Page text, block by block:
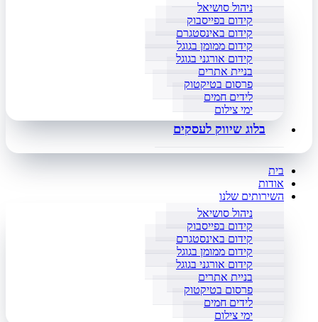
ניהול סושיאל
קידום בפייסבוק
קידום באינסטגרם
קידום ממומן בגוגל
קידום אורגני בגוגל
בניית אתרים
פרסום בטיקטוק
לידים חמים
ימי צילום
בלוג שיווק לעסקים
בית
אודות
השירותים שלנו
ניהול סושיאל
קידום בפייסבוק
קידום באינסטגרם
קידום ממומן בגוגל
קידום אורגני בגוגל
בניית אתרים
פרסום בטיקטוק
לידים חמים
ימי צילום